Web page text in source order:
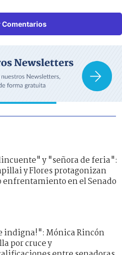
Comentarios
y "señora de feria":
y Flores protagonizan
enfrentamiento en el Senado
indigna!": Mónica Rincón
por cruce y